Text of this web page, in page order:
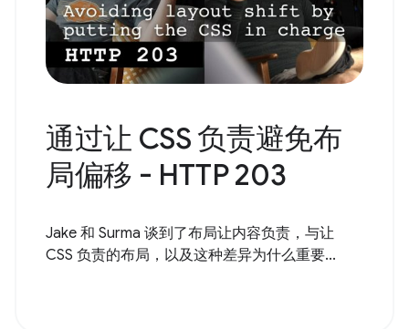
通过让 CSS 负责避免布
局偏移 - HTTP 203
Jake 和 Surma 谈到了布局让内容负责，与让
CSS 负责的布局，以及这种差异为什么重要...